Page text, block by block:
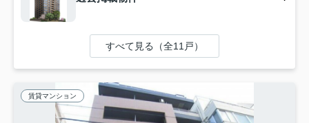
すべて見る（全11戸）
賃貸マンション